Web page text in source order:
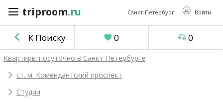
triproom.ru Санкт-Петербург Войти
triproom .ru
Российский
Войти / Зарегистрироваться
К Поиску 0 0
Квартиры посуточно в Санкт-Петербурге
ст. м. Комендантский проспект
Студии